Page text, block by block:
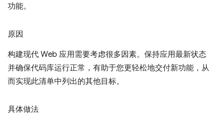
功能。
原因
构建现代 Web 应用需要考虑很多因素。保持应用最新状态
并确保代码库运行正常，有助于您更轻松地交付新功能，从
而实现此清单中列出的其他目标。
具体做法